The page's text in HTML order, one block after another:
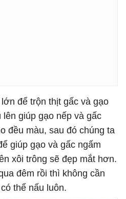
để trộn thịt gấc và gạo
giúp gạo nếp và gấc
đều màu, sau đó chúng ta
giúp gạo và gấc ngấm
xôi trông sẽ đẹp mắt hơn.
đêm rồi thì không cần
thể nấu luôn.